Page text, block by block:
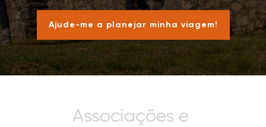
Ajude-me a planejar minha viagem!
Associações e